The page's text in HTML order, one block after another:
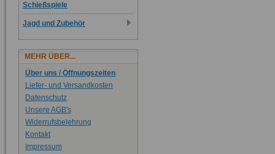
Schießspiele
Jagd und Zubehör
MEHR ÜBER...
Über uns / Öffnungszeiten
Liefer- und Versandkosten
Datenschutz
Unsere AGB's
Widerrufsbelehrung
Kontakt
Impressum